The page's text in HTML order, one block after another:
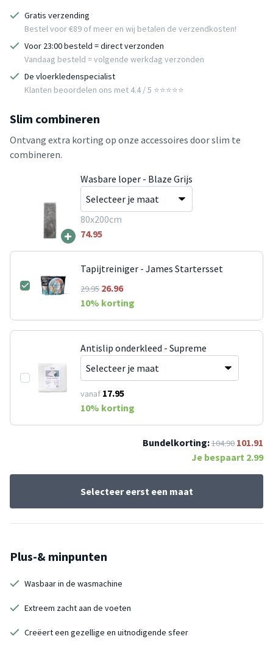
Gratis verzending
Bestel voor €89 of meer en wij betalen de verzendkosten!
Voor 23:00 besteld = direct verzonden
Vandaag besteld = volgende werkdag verzonden
De vloerkledenspecialist
Klanten beoordelen ons met 4.4 / 5 ⭐⭐⭐⭐⭐
Slim combineren
Ontvang extra korting op onze accessoires door slim te
combineren.
+
Wasbare loper - Blaze Grijs
80x200cm
74.95
Tapijtreiniger - James Startersset
29.9526.96
10% korting
Antislip onderkleed - Supreme
vanaf 17.95
10% korting
Bundelkorting:104.90 101.91
Je bespaart 2.99
Selecteer eerst een maat
Plus-& minpunten
Wasbaar in de wasmachine
Extreem zacht aan de voeten
Creëert een gezellige en uitnodigende sfeer